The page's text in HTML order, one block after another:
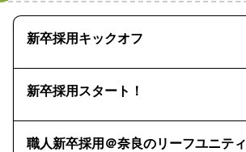
新卒採用キックオフ
新卒採用スタート！
職人新卒採用＠奈良のリーフユニティ